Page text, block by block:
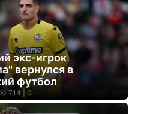
экс‑игрок
вернулся в
футбол
714 | 0